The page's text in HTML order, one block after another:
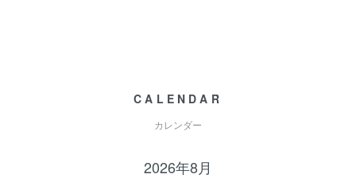
CALENDAR
カレンダー
2026年8月